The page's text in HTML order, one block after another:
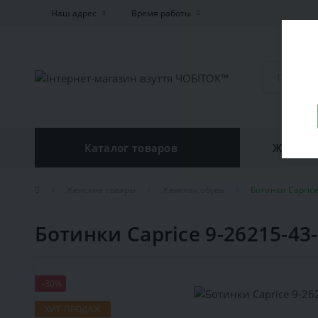
Наш адрес Время работы
Каталог товаров
Ботинки
Ботинки Caprice 9-26215-
-30%
ХИТ ПРОДАЖ